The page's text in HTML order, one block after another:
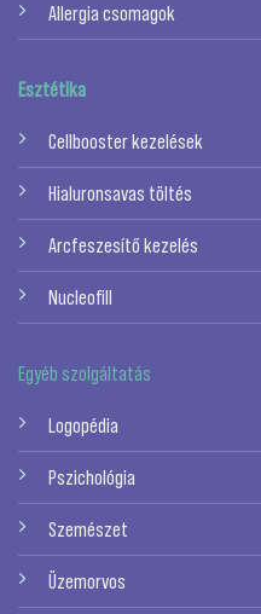
Allergia csomagok
Esztétika
Cellbooster kezelések
Hialuronsavas töltés
Arcfeszesítő kezelés
Nucleofill
Egyéb szolgáltatás
Logopédia
Pszichológia
Szemészet
Üzemorvos